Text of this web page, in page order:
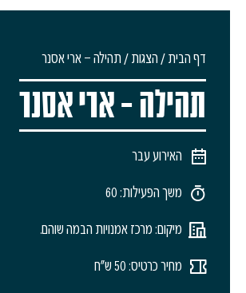
דף הבית/הצגות/תהילה – ארי אסנר
תהילה – ארי אסנר
האירוע עבר
משך הפעילות: 60
מיקום: מרכז אמנויות הבמה שוהם.
מחיר כרטיס: 50 ש"ח